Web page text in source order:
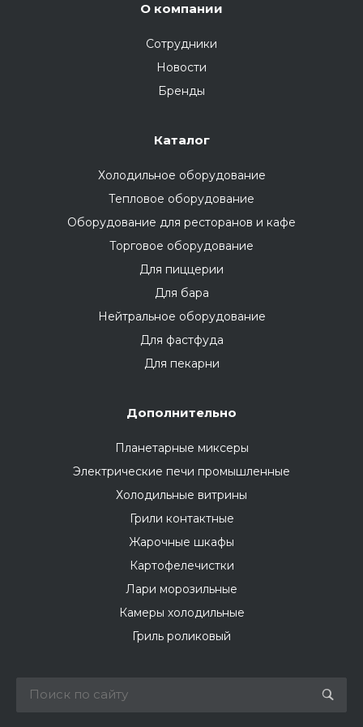
О компании
Сотрудники
Новости
Бренды
Каталог
Холодильное оборудование
Тепловое оборудование
Оборудование для ресторанов и кафе
Торговое оборудование
Для пиццерии
Для бара
Нейтральное оборудование
Для фастфуда
Для пекарни
Дополнительно
Планетарные миксеры
Электрические печи промышленные
Холодильные витрины
Грили контактные
Жарочные шкафы
Картофелечистки
Лари морозильные
Камеры холодильные
Гриль роликовый